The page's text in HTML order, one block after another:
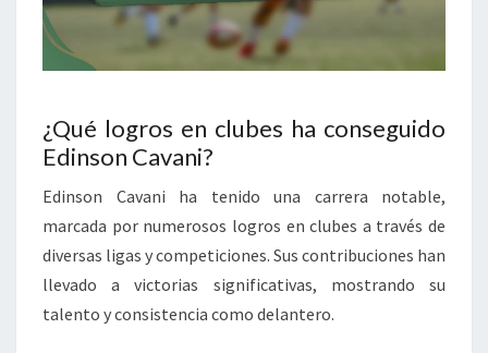
¿Qué logros en clubes ha conseguido
Edinson Cavani?
Edinson Cavani ha tenido una carrera notable,
marcada por numerosos logros en clubes a través de
diversas ligas y competiciones. Sus contribuciones han
llevado a victorias significativas, mostrando su
talento y consistencia como delantero.